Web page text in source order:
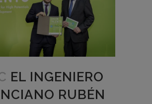
EL INGENIERO
RUBÉN